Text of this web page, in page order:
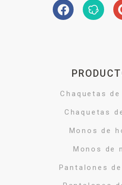
Chaquetas de
Chaquetas
Monos de
Monos de
Pantalones